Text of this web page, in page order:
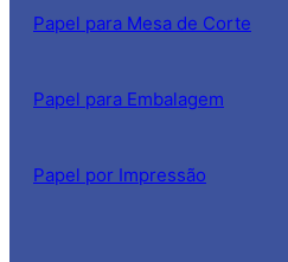
Papel para Mesa de Corte
Papel para Embalagem
Papel por Impressão